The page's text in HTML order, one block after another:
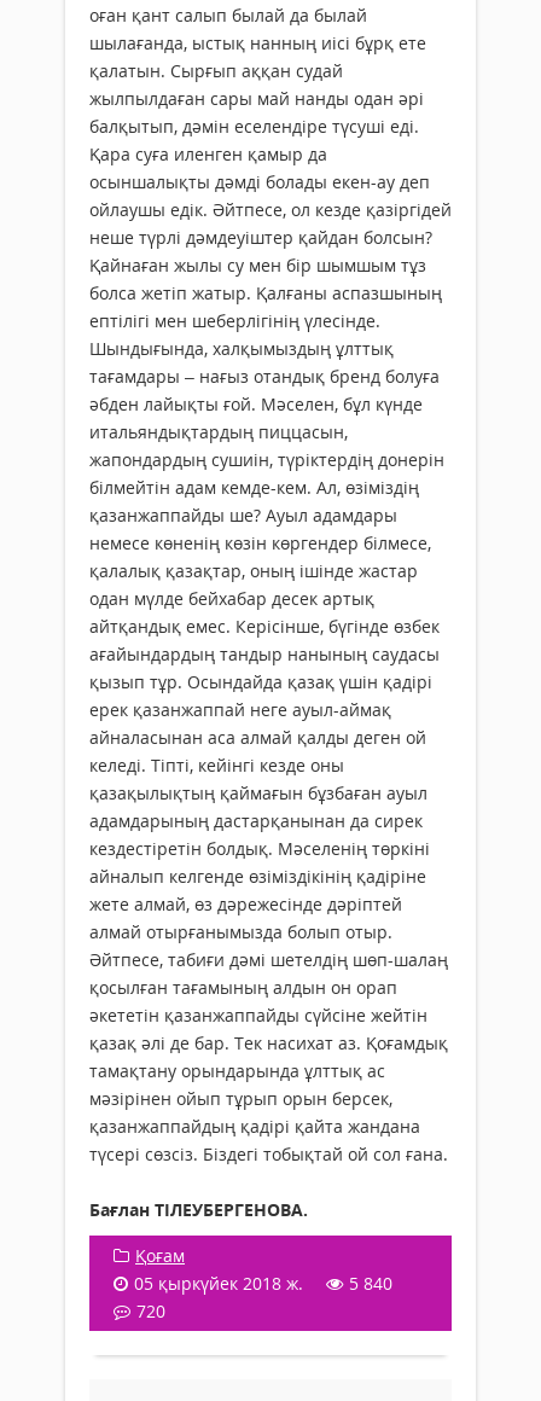
оған қант салып былай да былай
шылағанда, ыстық нанның иісі бұрқ ете
қалатын. Сырғып аққан судай
жылпылдаған сары май нанды одан әрі
балқытып, дәмін еселендіре түсуші еді.
Қара суға иленген қамыр да
осыншалықты дәмді болады екен-ау деп
ойлаушы едік. Әйтпесе, ол кезде қазіргідей
неше түрлі дәмдеуіштер қайдан болсын?
Қайнаған жылы су мен бір шымшым тұз
болса жетіп жатыр. Қалғаны аспазшының
ептілігі мен шеберлігінің үлесінде.
Шындығында, халқымыздың ұлттық
тағамдары – нағыз отандық бренд болуға
әбден лайықты ғой. Мәселен, бұл күнде
итальяндықтардың пиццасын,
жапондардың сушиін, түріктердің донерін
білмейтін адам кемде-кем. Ал, өзіміздің
қазан­жаппайды ше? Ауыл адамдары
немесе көненің көзін көргендер білмесе,
қалалық қазақтар, оның ішінде жас­тар
одан мүлде бейхабар десек артық
айтқандық емес. Керісінше, бүгінде өзбек
ағайындардың тандыр нанының саудасы
қызып тұр. Осындайда қазақ үшін қадірі
ерек қазанжаппай неге ауыл-аймақ
айналасынан аса алмай қалды деген ой
келеді. Тіпті, кейінгі кезде оны
қазақылықтың қаймағын бұзбаған ауыл
адамдарының дастарқанынан да сирек
кездестіретін болдық. Мәселенің төркіні
айналып келгенде өзіміздікінің қадіріне
жете алмай, өз дәрежесінде дәріптей
алмай отырғанымызда болып отыр.
Әйтпесе, табиғи дәмі шетелдің шөп-шалаң
қосылған тағамының алдын он орап
әкететін қазанжаппайды сүйсіне жейтін
қазақ әлі де бар. Тек насихат аз. Қоғамдық
тамақтану орындарында ұлттық ас
мәзірінен ойып тұрып орын берсек,
қазанжаппайдың қадірі қайта жандана
түсері сөзсіз. Біздегі тобықтай ой сол ғана.
Бағлан ТІЛЕУБЕРГЕНОВА.
Қоғам
05 қыркүйек 2018 ж.
5 840
720